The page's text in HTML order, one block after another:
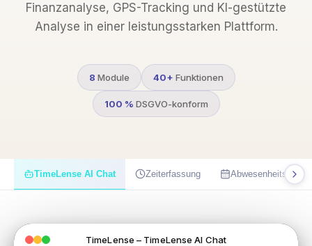
Finanzanalyse, GPS-Tracking und KI-gestützte
Analyse in einer leistungsstarken Plattform.
8 Module 40+ Funktionen
100 % DSGVO-konform
TimeLense AI Chat Zeiterfassung
TimeLense – TimeLense AI Chat